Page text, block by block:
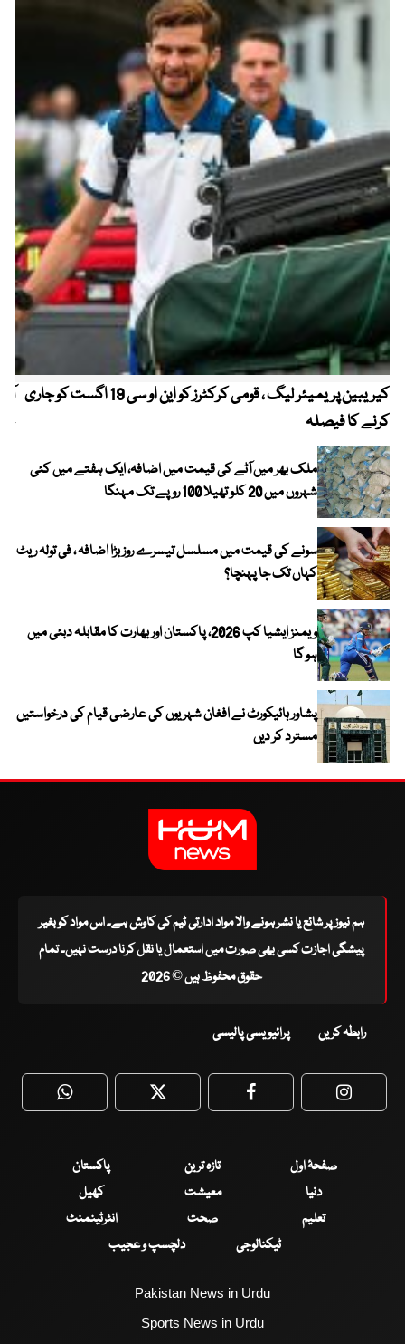
کیریبین پریمیئر لیگ ، قومی کرکٹرز کو این او سی 19 اگست کو جاری
کرنے کا فیصلہ
ملک بھر میں آٹے کی قیمت میں اضافہ، ایک ہفتے میں کئی
شہروں میں 20 کلو تھیلا 100 روپے تک مہنگا
سونے کی قیمت میں مسلسل تیسرے روز بڑا اضافہ ، فی تولہ ریٹ
کہاں تک جا پہنچا؟
ویمنز ایشیا کپ 2026، پاکستان اور بھارت کا مقابلہ دبئی میں
ہو گا
پشاور ہائیکورٹ نے افغان شہریوں کی عارضی قیام کی درخواستیں
مسترد کر دیں
ہم نیوز پر شائع یا نشر ہونے والا مواد ادارتی ٹیم کی کاوش ہے۔ اس مواد کو بغیر
پیشگی اجازت کسی بھی صورت میں استعمال یا نقل کرنا درست نہیں۔ تمام
حقوق محفوظ ہیں © 2026
رابطہ کریں پرائیویسی پالیسی
WhatsApp Twitter Facebook
صفحۂ اول تازہ ترین
پاکستان
دنیا
معیشت
کھیل
تعلیم
صحت
انٹرٹینمنٹ
ٹیکنالوجی
دلچسپ و عجیب
Pakistan News in Urdu
Sports News in Urdu